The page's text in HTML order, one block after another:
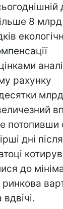
8
рахунку
потопивши
дні
до